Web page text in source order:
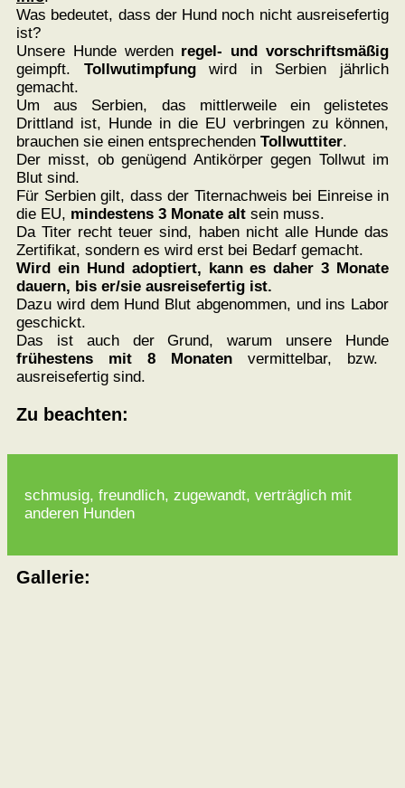
Was bedeutet, dass der Hund noch nicht ausreisefertig
ist?
Unsere Hunde werden regel- und vorschriftsmäßig
geimpft. Tollwutimpfungwird in Serbien jährlich
gemacht.
Um aus Serbien, das mittlerweile ein gelistetes
Drittland ist, Hunde in die EU verbringen zu können,
brauchen sie einen entsprechenden Tollwuttiter.
Der misst, ob genügend Antikörper gegen Tollwut im
Blut sind.
Für Serbien gilt, dass der Titernachweis bei Einreise in
die EU, mindestens 3 Monate alt sein muss.
Da Titer recht teuer sind, haben nicht alle Hunde das
Zertifikat, sondern es wird erst bei Bedarf gemacht.
Wird ein Hund adoptiert, kann es daher 3 Monate
dauern, bis er/sie ausreisefertig ist.
Dazu wird dem Hund Blut abgenommen, und ins Labor
geschickt.
Das ist auch der Grund, warum unsere Hunde
frühestens mit 8 Monaten vermittelbar, bzw.
ausreisefertig sind.
Zu beachten:
schmusig, freundlich, zugewandt, verträglich mit
anderen Hunden
Gallerie: